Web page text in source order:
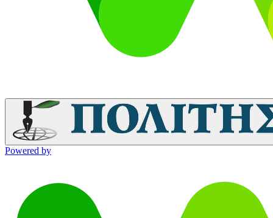
Powered by